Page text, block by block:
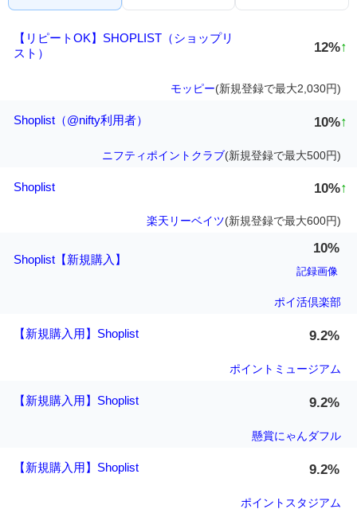
【リピートOK】SHOPLIST（ショップリ
スト）
12%↑
モッピー(新規登録で最大2,030円)
Shoplist（@nifty利用者） 10%↑
ニフティポイントクラブ(新規登録で最大500円)
Shoplist 10%↑
楽天リーベイツ(新規登録で最大600円)
Shoplist【新規購入】
10%
記録画像
ポイ活倶楽部
【新規購入用】Shoplist 9.2%
ポイントミュージアム
【新規購入用】Shoplist 9.2%
懸賞にゃんダフル
【新規購入用】Shoplist 9.2%
ポイントスタジアム